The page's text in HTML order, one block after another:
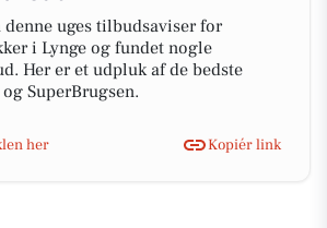
denne uges tilbudsaviser for
i Lynge og fundet nogle
Her er et udpluk af de bedste
SuperBrugsen.
her Kopiér link